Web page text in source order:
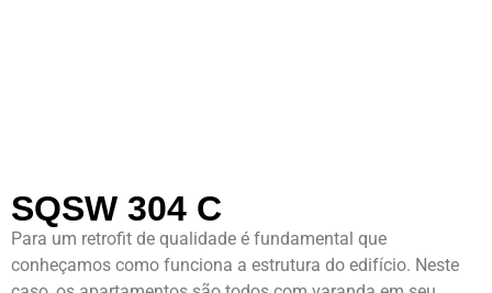
SQSW 304 C
Para um retrofit de qualidade é fundamental que
conheçamos como funciona a estrutura do edifício. Neste